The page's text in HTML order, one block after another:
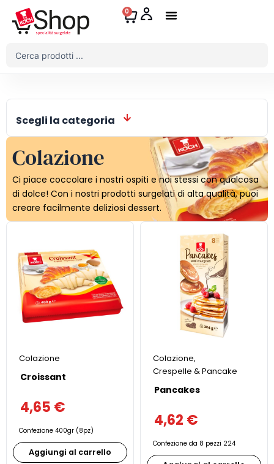
contenuto
0
Carrello
Scegli la categoria
Colazione
Ci piace coccolare i nostri ospiti e noi stessi con qualcosa
di dolce! Con i nostri prodotti surgelati di alta qualità, puoi
creare facilmente deliziosi dessert.
Colazione
Croissant
4,65 €
Confezione 400gr (8pz)
Aggiungi al carrello
Colazione,
Crespelle & Pancake
Pancakes
4,62 €
Confezione da 8 pezzi 224